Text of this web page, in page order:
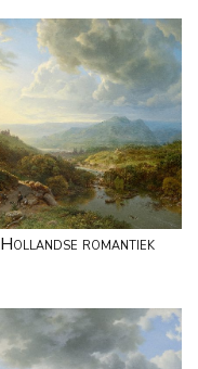
Hollandse romantiek